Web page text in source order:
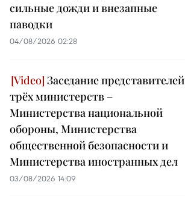
сильные дожди и внезапные
паводки
04/08/2026 02:28
Заседание представителей
трёх министерств –
Министерства национальной
обороны, Министерства
общественной безопасности и
Министерства иностранных дел
03/08/2026 14:09